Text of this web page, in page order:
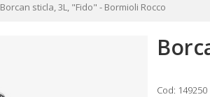
Borcan sticla, 3L, "Fido" - Bormioli Rocco
Cod: 149250